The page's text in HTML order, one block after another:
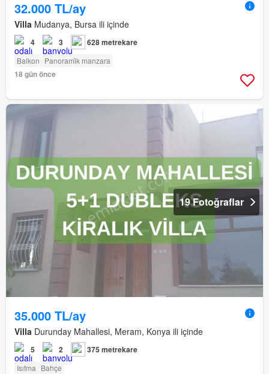
32.000 TL/ay
Villa Mudanya, Bursa ili içinde
4 3 628 metrekare
Balkon Panorami̇k manzara
18 gün önce
19 Fotoğraflar
35.000 TL/ay
Villa Durunday Mahallesi, Meram, Konya ili içinde
5 2 375 metrekare
Isıtma Bahçe